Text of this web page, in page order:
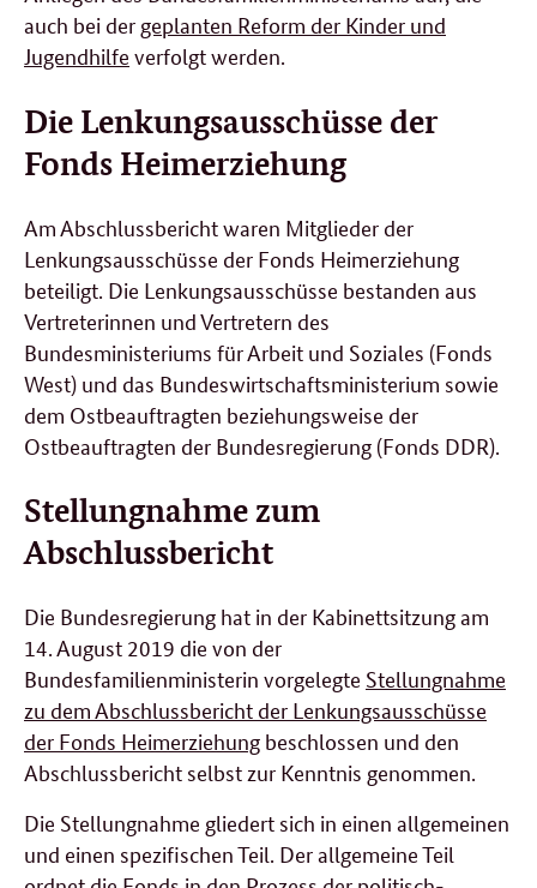
auch bei der geplanten Reform der Kinder und
Jugendhilfe verfolgt werden.
Die Lenkungsausschüsse der
Fonds Heimerziehung
Am Abschlussbericht waren Mitglieder der
Lenkungsausschüsse der Fonds Heimerziehung
beteiligt. Die Lenkungsausschüsse bestanden aus
Vertreterinnen und Vertretern des
Bundesministeriums für Arbeit und Soziales (Fonds
West) und das Bundeswirtschaftsministerium sowie
dem Ostbeauftragten beziehungsweise der
Ostbeauftragten der Bundesregierung (Fonds DDR).
Stellungnahme zum
Abschlussbericht
Die Bundesregierung hat in der Kabinettsitzung am
14. August 2019 die von der
Bundesfamilienministerin vorgelegte Stellungnahme
zu dem Abschlussbericht der Lenkungsausschüsse
der Fonds Heimerziehung beschlossen und den
Abschlussbericht selbst zur Kenntnis genommen.
Die Stellungnahme gliedert sich in einen allgemeinen
und einen spezifischen Teil. Der allgemeine Teil